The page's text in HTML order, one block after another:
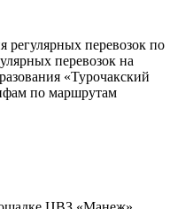
регулярных перевозок по
перевозок на
«Турочакский
по маршрутам